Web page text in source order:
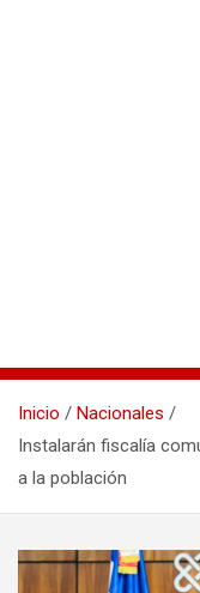
Inicio
Nacionales
Instalarán fiscalía
a la población